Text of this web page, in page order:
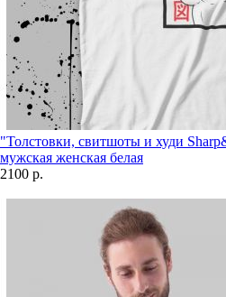
"Толстовки, свитшоты и худи
мужская женская белая
2100 р.